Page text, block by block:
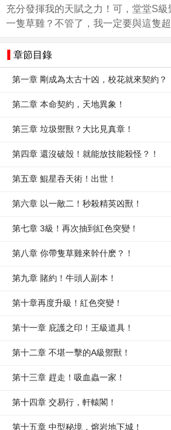
充分發揮我的天賦之力！可，堂堂S
一隻草雞？不管了，我一定要與這隻
章節目錄
第一章 剛成為太古十凶，校花就來契約？
第二章 本命契約，天地異象！
第三章 垃圾禦獸？大比見真章！
第四章 還沒破殼！就能放技能殺怪？！
第五章 鯤星吞天術！出世！
第六章 以一敵二！秒殺精英凶獸！
第七章 3級！再次抽到紅色突變！
第八章 你帶隻草雞來幹什麽？！
第九章 賭約！牛頭人副本！
第十章再度升級！紅色突變！
第十一章 庇護之印！王級道具！
第十二章 不堪一擊的A級禦獸！
第十三章 趕走！吸血蟲一家！
第十四章 交易行，軒轅閣！
第十五章 中型秘境，熔岩地下城！